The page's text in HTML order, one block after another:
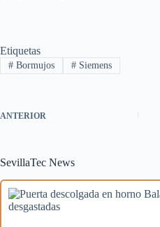
Etiquetas
#Bormujos #Siemens
ANTERIOR
SevillaTec News